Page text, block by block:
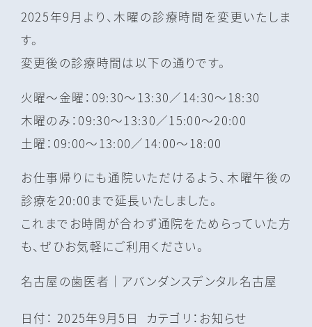
2025年9月より、木曜の診療時間を変更いたしま
す。
変更後の診療時間は以下の通りです。
火曜〜金曜：09:30〜13:30／14:30〜18:30
木曜のみ：09:30〜13:30／15:00〜20:00
土曜：09:00〜13:00／14:00〜18:00
お仕事帰りにも通院いただけるよう、木曜午後の
診療を20:00まで延長いたしました。
これまでお時間が合わず通院をためらっていた方
も、ぜひお気軽にご利用ください。
名古屋の⻭医者｜アバンダンスデンタル名古屋
日付： 2025年9月5日 カテゴリ： お知らせ